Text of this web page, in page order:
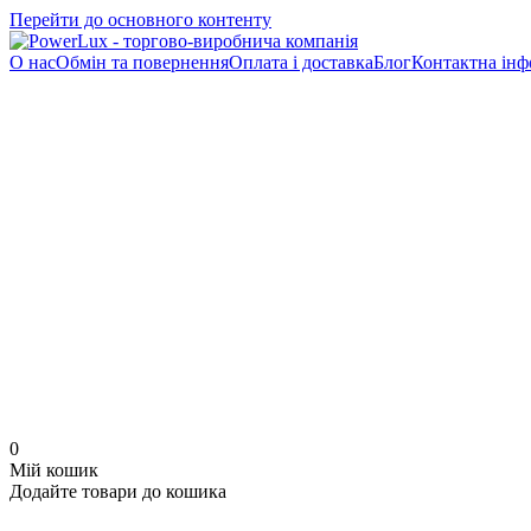
Перейти до основного контенту
О насОбмін та поверненняОплата і доставкаБлогКонтактна
0
Мій кошик
Додайте товари до кошика